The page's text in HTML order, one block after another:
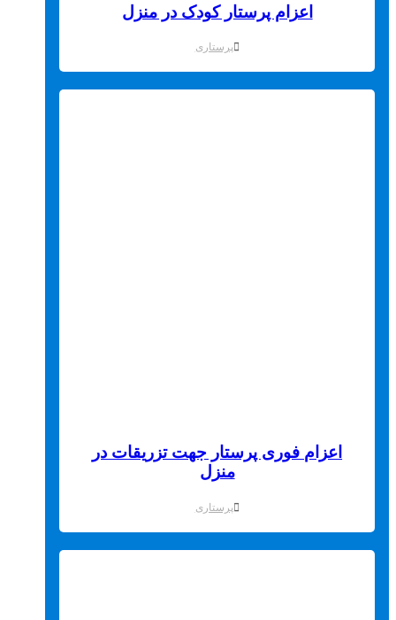
اعزام پرستار کودک در منزل
پرستاری
اعزام فوری پرستار جهت تزریقات در
منزل
پرستاری